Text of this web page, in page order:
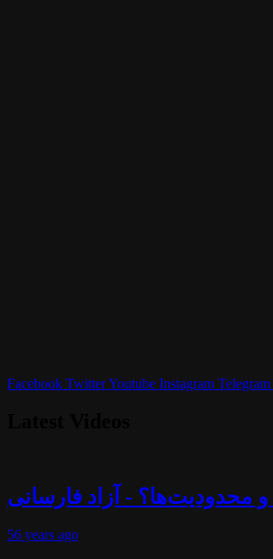
Facebook TwitterYoutube Instagram Telegram
56 years ago